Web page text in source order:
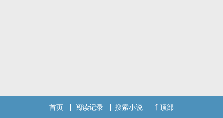
直到新婚夜，姜翊奄奄一息踩住霍崇肩膀，这才终于体会到了什幺叫
首页 阅读记录 搜索小说 顶部